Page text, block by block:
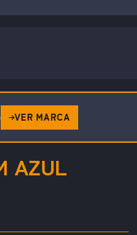
AZUL
VER MARCA